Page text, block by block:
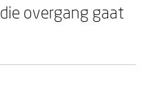
overgang gaat